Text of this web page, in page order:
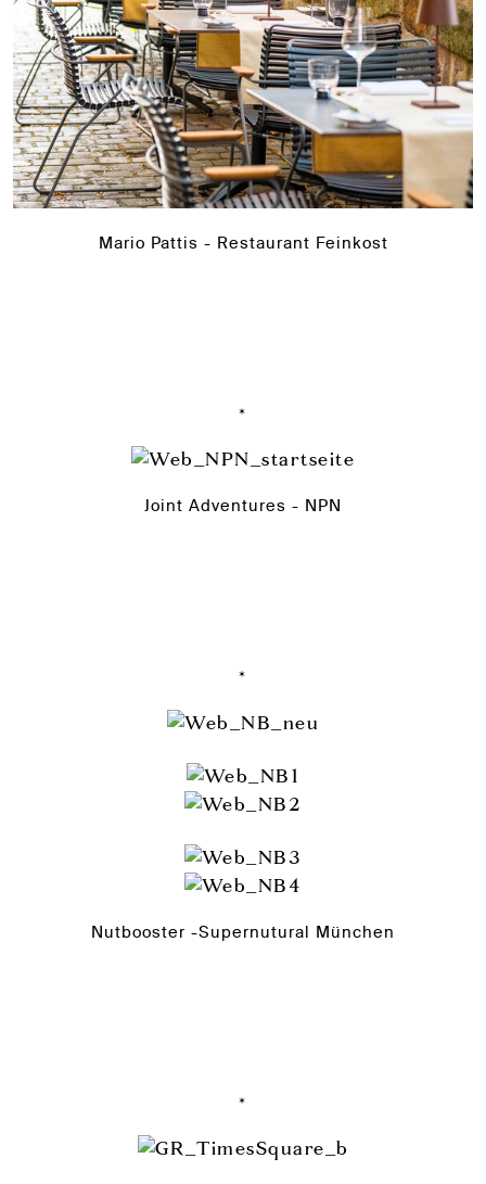
Mario Pattis - Restaurant Feinkost
*
Joint Adventures - NPN
*
Nutbooster -Supernutural München
*